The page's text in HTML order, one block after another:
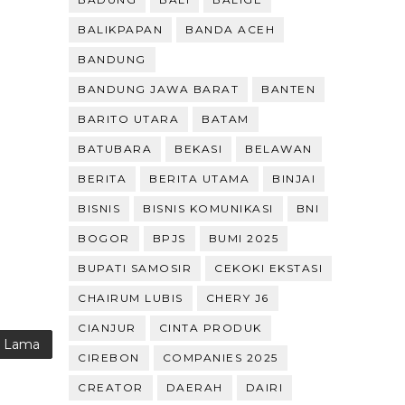
Lama
BALIKPAPAN BANDA ACEH
BANDUNG
BANDUNG JAWA BARAT BANTEN
BARITO UTARA BATAM
BATUBARA BEKASI BELAWAN
BERITA BERITA UTAMA BINJAI
BISNIS BISNIS KOMUNIKASI BNI
BOGOR BPJS BUMI 2025
BUPATI SAMOSIR CEKOKI EKSTASI
CHAIRUM LUBIS CHERY J6
CIANJUR CINTA PRODUK
CIREBON COMPANIES 2025
CREATOR DAERAH DAIRI